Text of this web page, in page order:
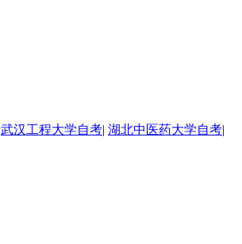
武汉工程大学自考| 湖北中医药大学自考|